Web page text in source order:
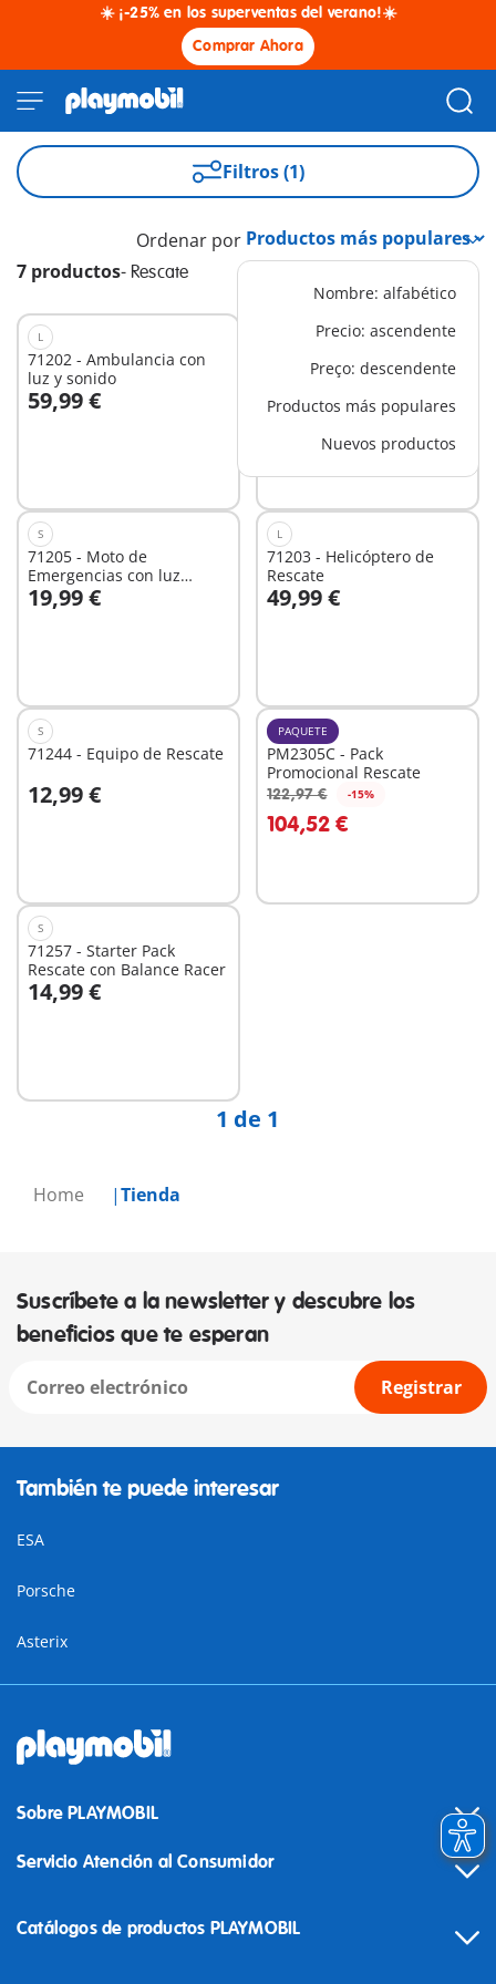
☀️ ¡-25% en los superventas del verano!☀️
Comprar Ahora
Home Tienda
Filtros (1)
7 productos- Rescate
Ordenar por
Nombre: alfabético
Precio: ascendente
Preço: descendente
Productos más populares
Nuevos productos
L
71202 - Ambulancia con
luz y sonido
59,99 €
A la cesta
71506 - Paramédico con
paciente
5,99 €
A la cesta
S
71205 - Moto de
Emergencias con luz
intermiente
19,99 €
A la cesta
L
71203 - Helicóptero de
Rescate
49,99 €
A la cesta
S
71244 - Equipo de Rescate
12,99 €
A la cesta
PAQUETE
PM2305C - Pack
Promocional Rescate
122,97 € -15%
104,52 €
A la cesta
S
71257 - Starter Pack
Rescate con Balance Racer
14,99 €
A la cesta
1 de 1
Suscríbete a la newsletter y descubre los
beneficios que te esperan
Registrar
También te puede interesar
ESA
Porsche
Asterix
Sobre PLAYMOBIL
Servicio Atención al Consumidor
Catálogos de productos PLAYMOBIL